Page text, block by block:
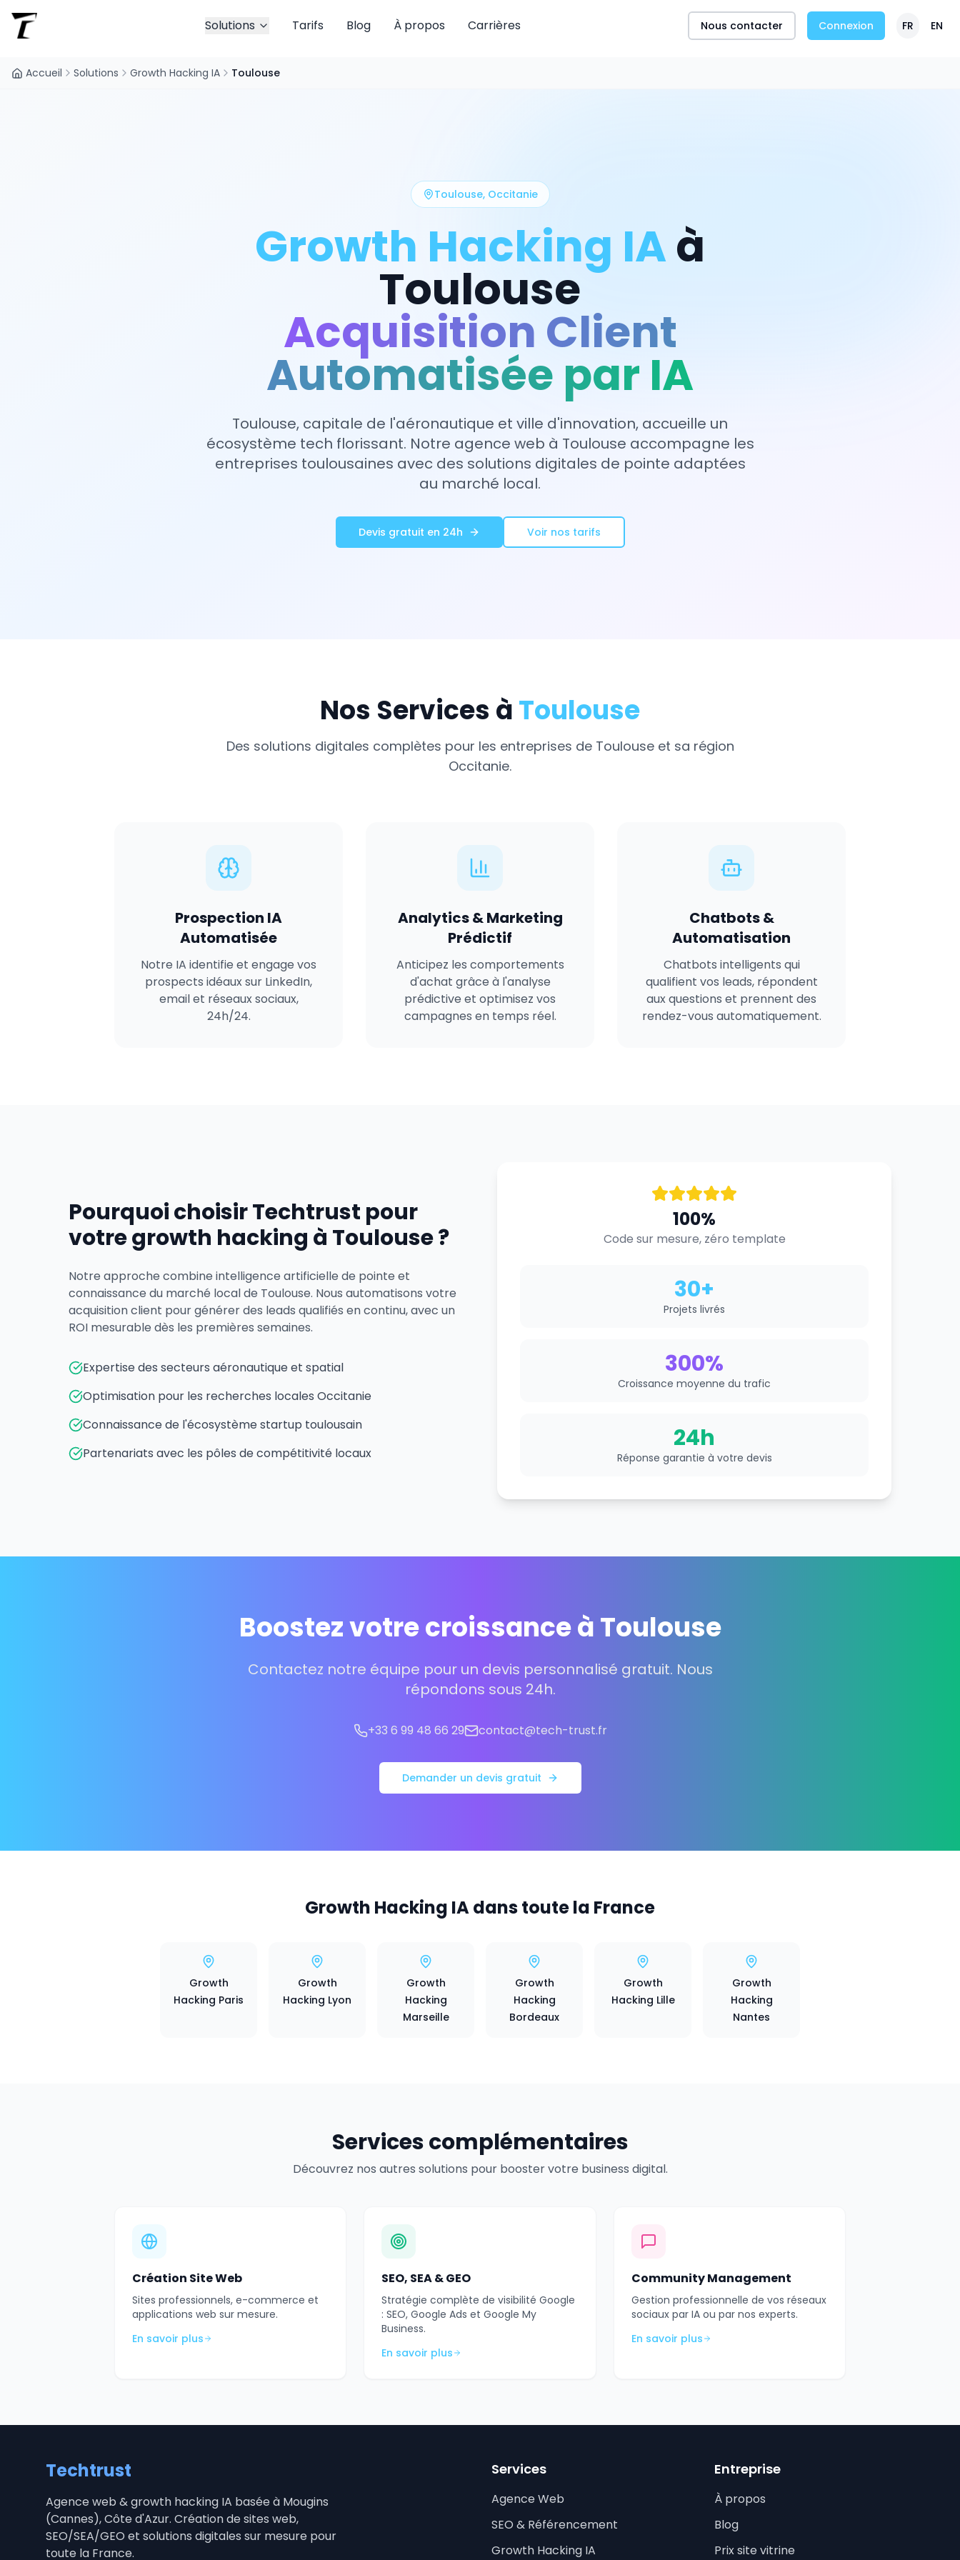
Solutions Tarifs Blog À propos Carrières Nous contacter Connexion FR EN
Accueil Solutions Growth Hacking IA Toulouse
Toulouse, Occitanie
Growth Hacking IAà
Toulouse
Acquisition Client
Automatisée par IA
Toulouse, capitale de l'aéronautique et ville d'innovation, accueille un
écosystème tech florissant. Notre agence web à Toulouse accompagne les
entreprises toulousaines avec des solutions digitales de pointe adaptées
au marché local.
Devis gratuit en 24h Voir nos tarifs
Nos Services àToulouse
Des solutions digitales complètes pour les entreprises de Toulouseet sa région
Occitanie.
Prospection IA
Automatisée
Notre IA identifie et engage vos
prospects idéaux sur LinkedIn,
email et réseaux sociaux,
24h/24.
Analytics & Marketing
Prédictif
Anticipez les comportements
d'achat grâce à l'analyse
prédictive et optimisez vos
campagnes en temps réel.
Chatbots &
Automatisation
Chatbots intelligents qui
qualifient vos leads, répondent
aux questions et prennent des
rendez-vous automatiquement.
Pourquoi choisir Techtrust pour
votre growth hacking à Toulouse ?
Notre approche combine intelligence artificielle de pointe et
connaissance du marché local de Toulouse. Nous automatisons votre
acquisition client pour générer des leads qualifiés en continu, avec un
ROI mesurable dès les premières semaines.
Expertise des secteurs aéronautique et spatial
Optimisation pour les recherches locales Occitanie
Connaissance de l'écosystème startup toulousain
Partenariats avec les pôles de compétitivité locaux
100%
Code sur mesure, zéro template
30+
Projets livrés
300%
Croissance moyenne du trafic
24h
Réponse garantie à votre devis
Boostez votre croissance à Toulouse
Contactez notre équipe pour un devis personnalisé gratuit. Nous
répondons sous 24h.
+33 6 99 48 66 29 contact@tech-trust.fr
Demander un devis gratuit
Growth Hacking IA dans toute la France
Growth
Hacking Paris
Growth
Hacking Lyon
Growth
Hacking
Marseille
Growth
Hacking
Bordeaux
Growth
Hacking Lille
Growth
Hacking
Nantes
Services complémentaires
Découvrez nos autres solutions pour booster votre business digital.
Création Site Web
Sites professionnels, e-commerce et
applications web sur mesure.
En savoir plus
SEO, SEA & GEO
Stratégie complète de visibilité Google
: SEO, Google Ads et Google My
Business.
En savoir plus
Community Management
Gestion professionnelle de vos réseaux
sociaux par IA ou par nos experts.
En savoir plus
Techtrust
Agence web & growth hacking IA basée à Mougins
(Cannes), Côte d'Azur. Création de sites web,
SEO/SEA/GEO et solutions digitales sur mesure pour
toute la France.
Services
Agence Web
SEO & Référencement
Growth Hacking IA
Entreprise
À propos
Blog
Prix site vitrine